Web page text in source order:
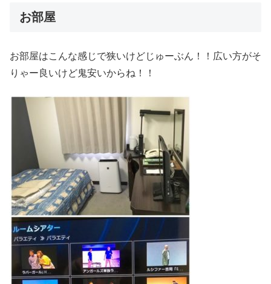
お部屋
お部屋はこんな感じで狭いけどじゅーぶん！！広い方がそ
りゃー良いけど鬼安いからね！！